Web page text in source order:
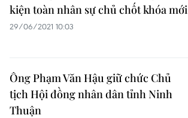
kiện toàn nhân sự chủ chốt khóa mới
29/06/2021 10:03
Ông Phạm Văn Hậu giữ chức Chủ
tịch Hội đồng nhân dân tỉnh Ninh
Thuận